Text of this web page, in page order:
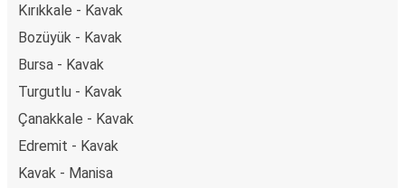
Kırıkkale - Kavak
Bozüyük - Kavak
Bursa - Kavak
Turgutlu - Kavak
Çanakkale - Kavak
Edremit - Kavak
Kavak - Manisa